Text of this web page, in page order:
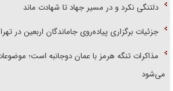
دلتنگی نکرد و در مسیر جهاد تا شهادت ماند
جزئیات برگزاری پیاده‌روی جاماندگان اربعین در
مذاکرات تنگه هرمز با عمان دوجانبه است؛
می‌شود